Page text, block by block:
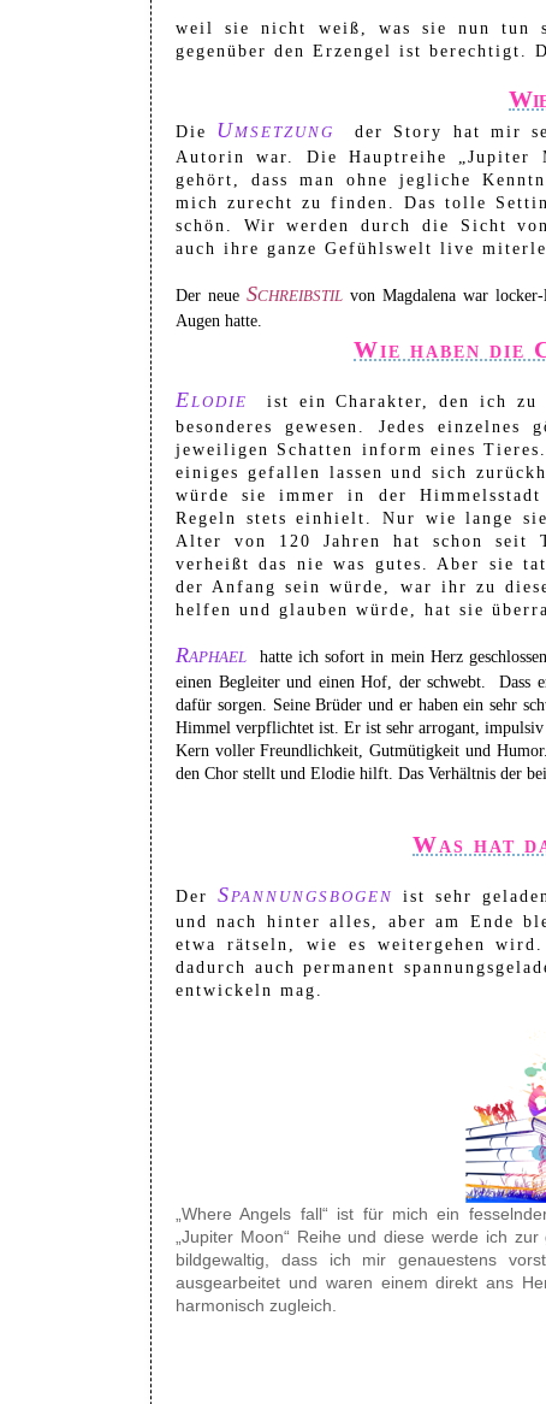
weil sie nicht weiß, was sie nun tun
gegenüber den Erzengel ist berechtigt.
Die Umsetzung
der Story hat mir
Autorin war. Die Hauptreihe „Jupiter
gehört, dass man ohne jegliche
mich zurecht zu finden. Das tolle
schön. Wir werden durch die Sicht
auch ihre ganze Gefühlswelt live
Der neue Schreibstilvon Magdalena war locker-
Augen hatte.
Wie haben die
Elodie
ist ein Charakter, den ich zu
besonderes gewesen. Jedes
jeweiligen Schatten inform eines
einiges gefallen lassen und sich
würde sie immer in der
Regeln stets einhielt. Nur wie lange
Alter von 120 Jahren hat schon seit
verheißt das nie was gutes. Aber sie
der Anfang sein würde, war ihr zu
helfen und glauben würde, hat sie
Raphael hatte ich sofort in mein Herz
einen Begleiter und einen Hof, der schwebt. Dass
dafür sorgen. Seine Brüder und er haben ein sehr
Himmel verpflichtet ist. Er ist sehr arrogant, impulsiv
Kern voller Freundlichkeit, Gutmütigkeit und
den Chor stellt und Elodie hilft. Das Verhältnis der
Was hat
Der Spannungsbogenist sehr
und nach hinter alles, aber am Ende
etwa rätseln, wie es weitergehen
dadurch auch permanent
entwickeln mag.
„Where Angels fall“ ist für mich ein
„Jupiter Moon“ Reihe und diese werde ich
bildgewaltig, dass ich mir genauestens
ausgearbeitet und waren einem direkt ans
harmonisch zugleich.